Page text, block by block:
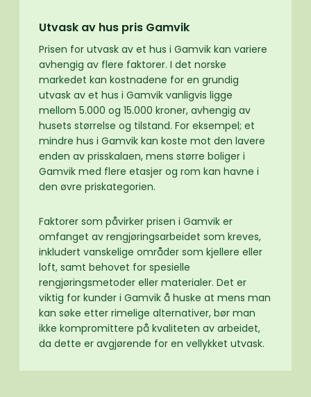
Utvask av hus pris Gamvik
Prisen for utvask av et hus i Gamvik kan variere
avhengig av flere faktorer. I det norske
markedet kan kostnadene for en grundig
utvask av et hus i Gamvik vanligvis ligge
mellom 5.000 og 15.000 kroner, avhengig av
husets størrelse og tilstand. For eksempel; et
mindre hus i Gamvik kan koste mot den lavere
enden av prisskalaen, mens større boliger i
Gamvik med flere etasjer og rom kan havne i
den øvre priskategorien.
Faktorer som påvirker prisen i Gamvik er
omfanget av rengjøringsarbeidet som kreves,
inkludert vanskelige områder som kjellere eller
loft, samt behovet for spesielle
rengjøringsmetoder eller materialer. Det er
viktig for kunder i Gamvik å huske at mens man
kan søke etter rimelige alternativer, bør man
ikke kompromittere på kvaliteten av arbeidet,
da dette er avgjørende for en vellykket utvask.